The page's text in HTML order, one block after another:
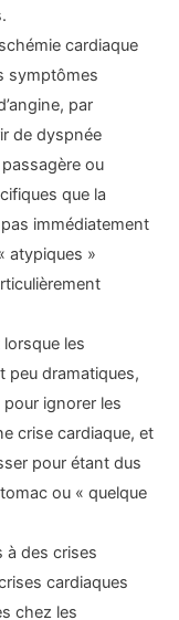
cardiaque
symptômes
par
de dyspnée
ou
que la
immédiatement
atypiques »
les
peu dramatiques,
ignorer les
crise cardiaque, et
pour étant dus
ou « quelque
à des crises
cardiaques
chez les